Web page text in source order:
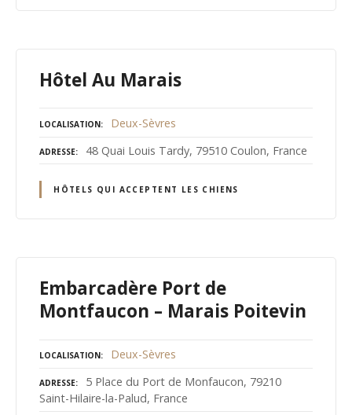
Hôtel Au Marais
LOCALISATION Deux-Sèvres
ADRESSE 48 Quai Louis Tardy, 79510 Coulon, France
HÔTELS QUI ACCEPTENT LES CHIENS
Embarcadère Port de
Montfaucon – Marais Poitevin
LOCALISATION Deux-Sèvres
ADRESSE
5 Place du Port de Monfaucon, 79210
Saint-Hilaire-la-Palud, France